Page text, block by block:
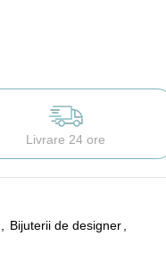
Livrare 24 ore
Bijuterii de designer